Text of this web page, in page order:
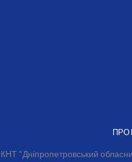
ПРО
КНТ “Дніпропетровський